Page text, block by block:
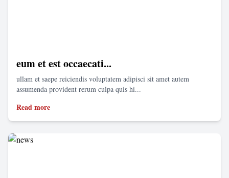
eum et est occaecati...
ullam et saepe reiciendis voluptatem adipisci sit amet autem
assumenda provident rerum culpa quis hi...
Read more